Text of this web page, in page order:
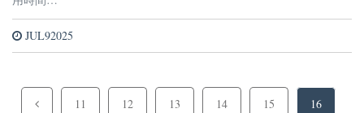
JUL92025
11 12 13 14 15 16